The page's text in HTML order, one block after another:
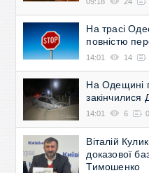
На трасі
повністю
14:01 14
На Одещині
закінчилися
14:01 6 0
Віталій
доказової
Тимошенко